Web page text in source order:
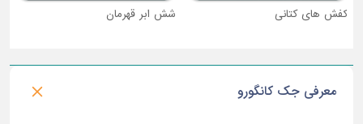
کفش های کتانی شش ابر قهرمان
معرفی جک کانگورو